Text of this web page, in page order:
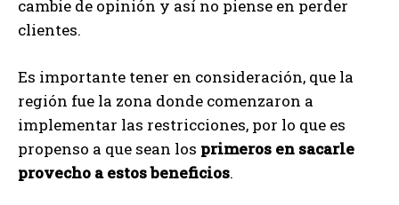
cambie de opinión y así no piense en perder
clientes.
Es importante tener en consideración, que la
región fue la zona donde comenzaron a
implementar las restricciones, por lo que es
propenso a que sean los primeros en sacarle
provecho a estos beneficios.